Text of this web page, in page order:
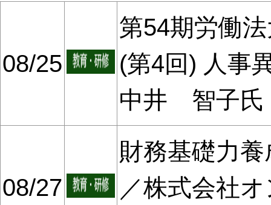
08/25
第54期労働
(第4回) 人事
中井 智子氏
08/27
財務基礎力
／株式会社